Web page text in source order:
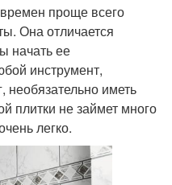
проще всего
Она отличается
начать ее
инструмент,
необязательно иметь
плитки не займет много
легко.